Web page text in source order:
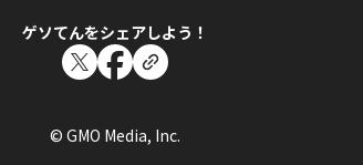
ゲソてんをシェアしよう！
© GMO Media, Inc.